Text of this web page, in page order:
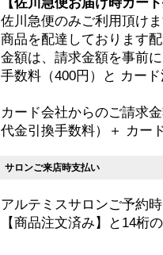
【佐川急便お届け時カー
佐川急便のみご利用頂け
商品を配達しております
金額は、請求金額を事前
手数料（400円）と カー
カード会社からのご請求
代金引換手数料）＋ カー
サロンご来店時支払い
アルテミスサロンご予約
【商品注文済み】と14桁